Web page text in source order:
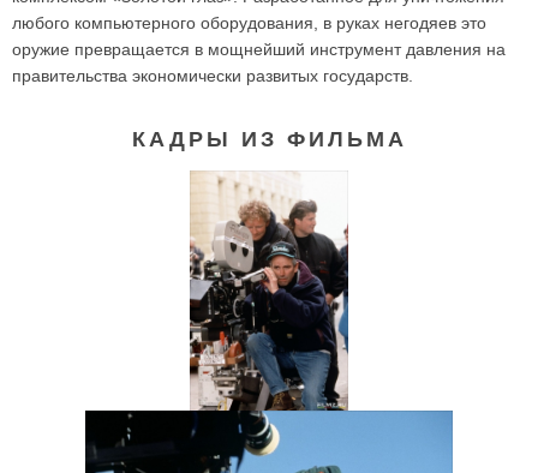
любого компьютерного оборудования, в руках негодяев это
оружие превращается в мощнейший инструмент давления на
правительства экономически развитых государств.
КАДРЫ ИЗ ФИЛЬМА